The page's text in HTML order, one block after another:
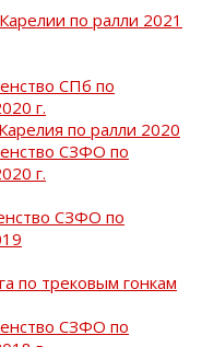
по ралли 2021
СПб по
г.
по ралли 2020
СЗФО по
г.
СЗФО по
по трековым гонкам
СЗФО по